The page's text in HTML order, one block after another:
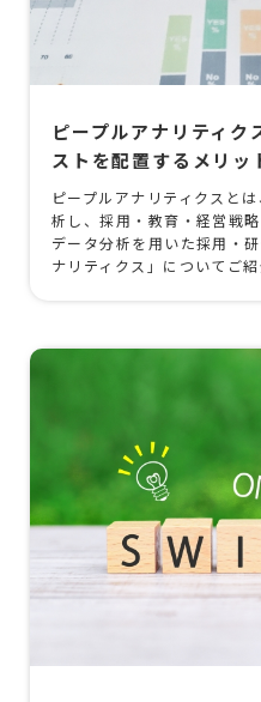
ピープルアナリティク
ストを配置するメリッ
ピープルアナリティクスと
析し、採用・教育・経営戦
データ分析を用いた採用・
ナリティクス」についてご紹